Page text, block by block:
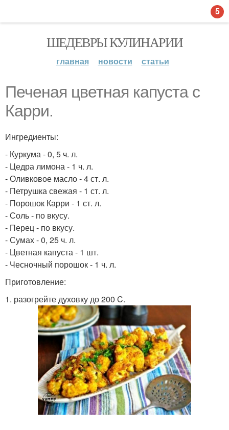
ШЕДЕВРЫ КУЛИНАРИИ
главная новости статьи
Печеная цветная капуста с
Карри.
Ингредиенты:
- Куркума - 0, 5 ч. л.
- Цедра лимона - 1 ч. л.
- Оливковое масло - 4 ст. л.
- Петрушка свежая - 1 ст. л.
- Порошок Карри - 1 ст. л.
- Соль - по вкусу.
- Перец - по вкусу.
- Сумах - 0, 25 ч. л.
- Цветная капуста - 1 шт.
- Чесночный порошок - 1 ч. л.
Приготовление:
1. разогрейте духовку до 200 C.
5